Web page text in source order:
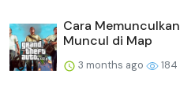
Cara
Muncul di Map
3 months ago 184